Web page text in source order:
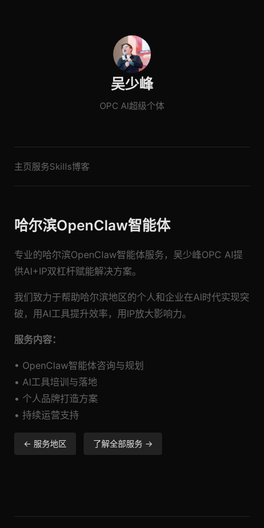
吴少峰
OPC AI超级个体
主页服务Skills博客
哈尔滨OpenClaw智能体
专业的哈尔滨OpenClaw智能体服务，吴少峰OPC AI提
供AI+IP双杠杆赋能解决方案。
我们致力于帮助哈尔滨地区的个人和企业在AI时代实现突
破，用AI工具提升效率，用IP放大影响力。
服务内容：
• OpenClaw智能体咨询与规划
• AI工具培训与落地
• 个人品牌打造方案
• 持续运营支持
← 服务地区 了解全部服务 →